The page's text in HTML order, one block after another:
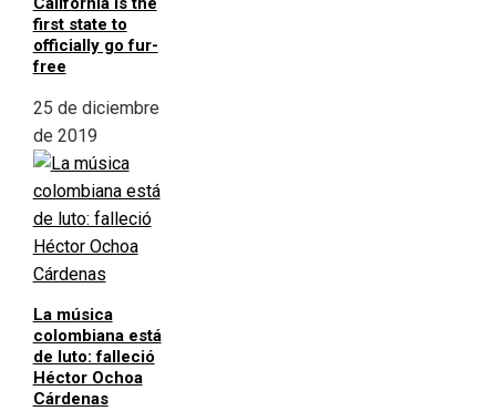
first state to
officially go fur-
free
25 de diciembre
de 2019
La música
colombiana está
de luto: falleció
Héctor Ochoa
Cárdenas